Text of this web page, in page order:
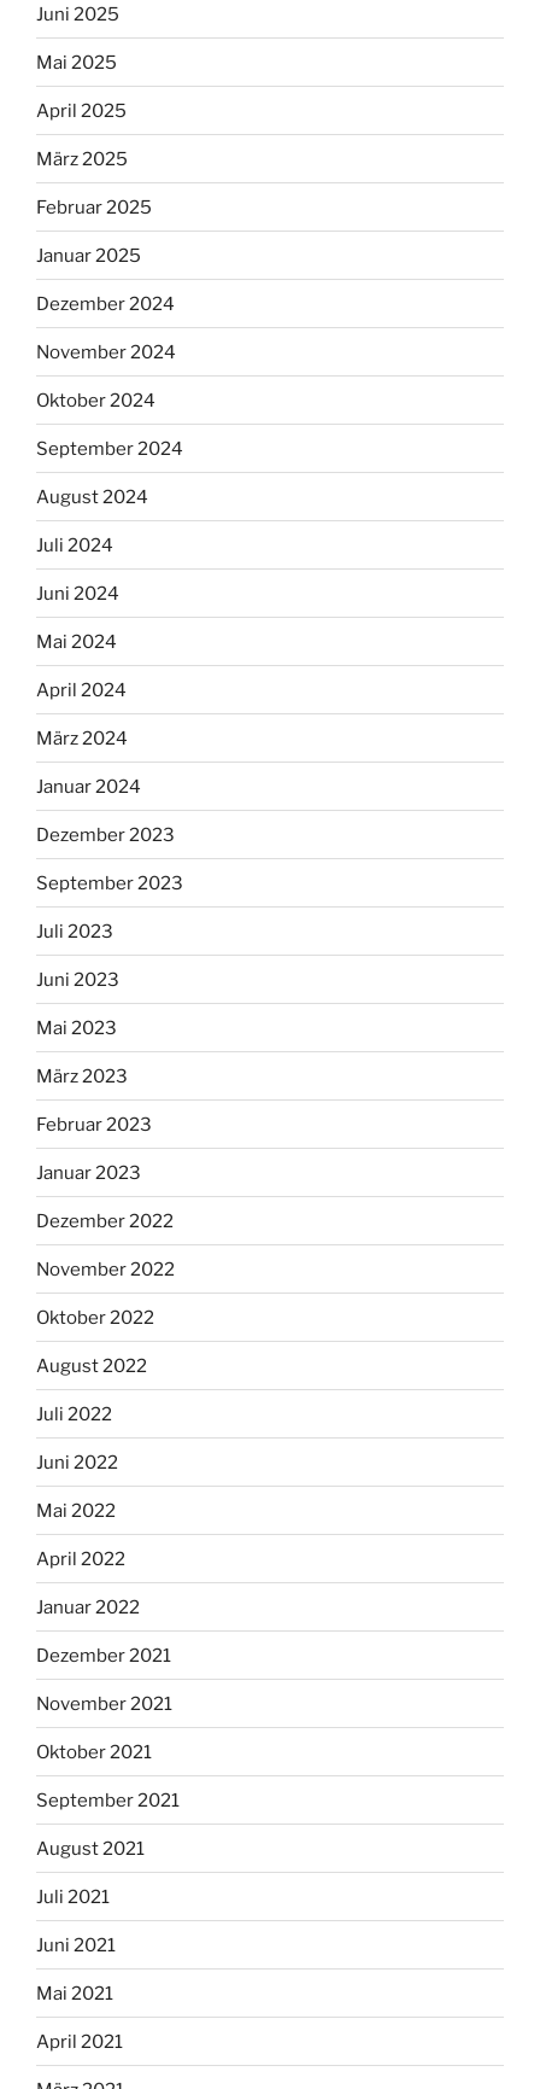
Juni 2025
Mai 2025
April 2025
März 2025
Februar 2025
Januar 2025
Dezember 2024
November 2024
Oktober 2024
September 2024
August 2024
Juli 2024
Juni 2024
Mai 2024
April 2024
März 2024
Januar 2024
Dezember 2023
September 2023
Juli 2023
Juni 2023
Mai 2023
März 2023
Februar 2023
Januar 2023
Dezember 2022
November 2022
Oktober 2022
August 2022
Juli 2022
Juni 2022
Mai 2022
April 2022
Januar 2022
Dezember 2021
November 2021
Oktober 2021
September 2021
August 2021
Juli 2021
Juni 2021
Mai 2021
April 2021